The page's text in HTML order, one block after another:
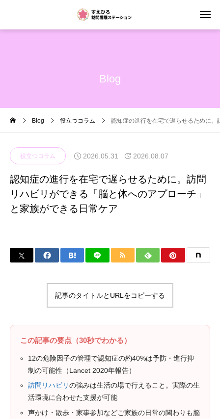
Blog
Blog 役立つコラム 認知症の進行を在宅で遅らせるために
役立つコラム 2026.05.31 2026.08.07
認知症の進行を在宅で遅らせるために。訪問
リハビリができる「脳と体へのアプローチ」
と家族ができる日常ケア
記事のタイトルとURLをコピーする
この記事の要点（30秒でわかる）
12の危険因子の管理で認知症の約40%は予防・進行抑
制の可能性（Lancet 2020年報告）
訪問リハビリの強みは生活の場で行えること。実際の生
活環境に合わせた支援が可能
声かけ・散歩・家事参加などご家族の日常の関わりも脳